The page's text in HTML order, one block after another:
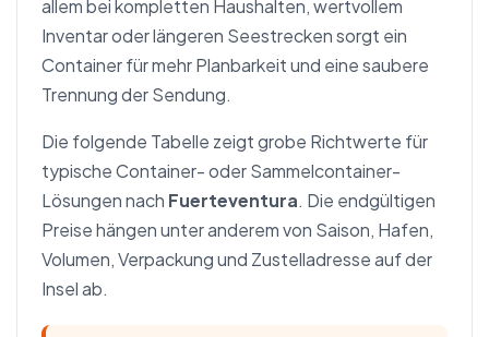
allem bei kompletten Haushalten, wertvollem
Inventar oder längeren Seestrecken sorgt ein
Container für mehr Planbarkeit und eine saubere
Trennung der Sendung.
Die folgende Tabelle zeigt grobe Richtwerte für
typische Container- oder Sammelcontainer-
Lösungen nach Fuerteventura. Die endgültigen
Preise hängen unter anderem von Saison, Hafen,
Volumen, Verpackung und Zustelladresse auf der
Insel ab.